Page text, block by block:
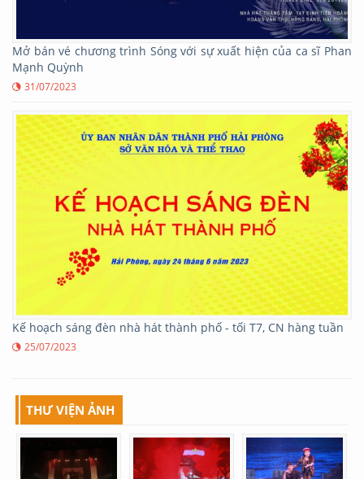
Mở bán vé chương trình Sóng với sự xuất hiện của ca sĩ Phan
Mạnh Quỳnh
31/07/2023
Kế hoạch sáng đèn nhà hát thành phố - tối T7, CN hàng tuần
25/07/2023
THƯ VIỆN ẢNH